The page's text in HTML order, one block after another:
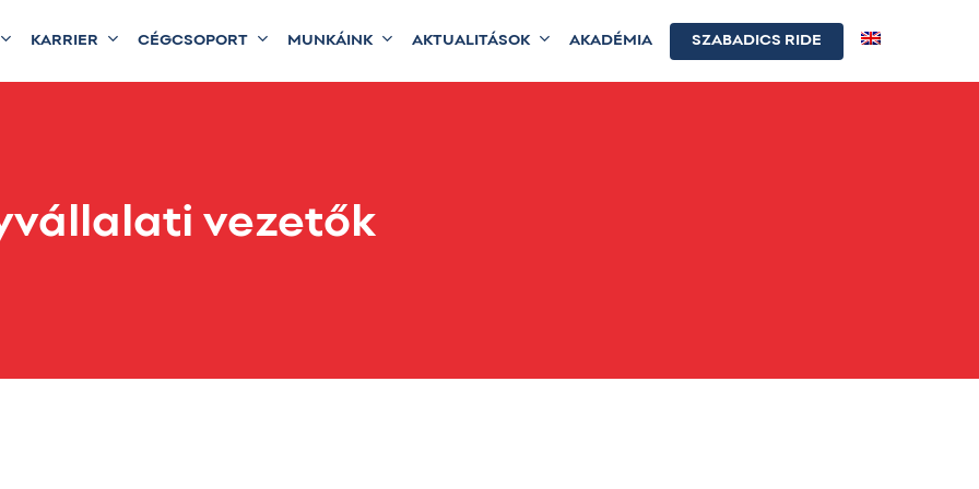
KARRIER CÉGCSOPORT MUNKÁINK AKTUALITÁSOK AKADÉMIA SZABADICS RIDE
vezetők